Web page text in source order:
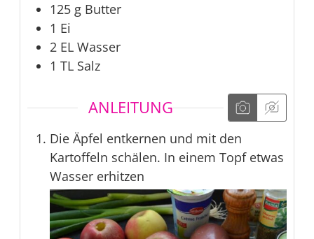
125 g Butter
1 Ei
2 EL Wasser
1 TL Salz
ANLEITUNG
Die Äpfel entkernen und mit den
Kartoffeln schälen. In einem Topf etwas
Wasser erhitzen